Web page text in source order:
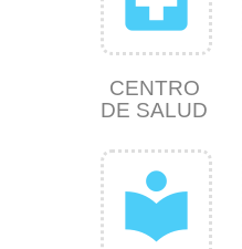
CENTRO
DE SALUD
local_library